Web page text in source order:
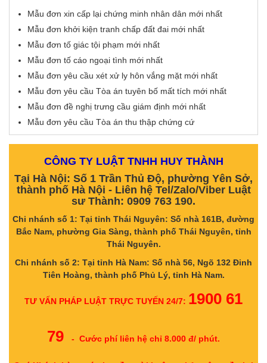
Mẫu đơn xin cấp lại chứng minh nhân dân mới nhất
Mẫu đơn khởi kiện tranh chấp đất đai mới nhất
Mẫu đơn tố giác tội phạm mới nhất
Mẫu đơn tố cáo ngoại tình mới nhất
Mẫu đơn yêu cầu xét xử ly hôn vắng mặt mới nhất
Mẫu đơn yêu cầu Tòa án tuyên bố mất tích mới nhất
Mẫu đơn đề nghị trưng cầu giám định mới nhất
Mẫu đơn yêu cầu Tòa án thu thập chứng cứ
CÔNG TY LUẬT TNHH HUY THÀNH
Tại Hà Nội: Số 1 Trần Thủ Độ, phường Yên Sở,
thành phố Hà Nội - Liên hệ Tel/Zalo/Viber Luật
sư Thành: 0909 763 190.
Chi nhánh số 1: Tại tỉnh Thái Nguyên: Số nhà 161B, đường
Bắc Nam, phường Gia Sàng, thành phố Thái Nguyên, tỉnh
Thái Nguyên.
Chi nhánh số 2: Tại tỉnh Hà Nam: Số nhà 56, Ngõ 132 Đinh
Tiên Hoàng, thành phố Phủ Lý, tỉnh Hà Nam.
TƯ VẤN PHÁP LUẬT TRỰC TUYẾN 24/7: 1900 61
79 - Cước phí liên hệ chỉ 8.000 đ/ phút.